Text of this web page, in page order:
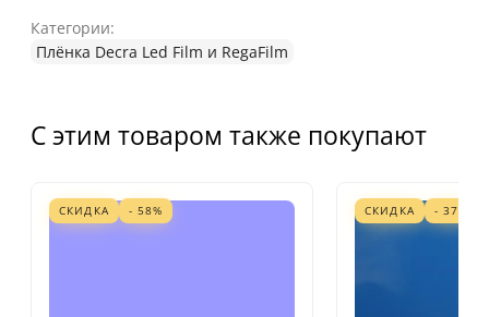
Категории:
Плёнка Decra Led Film и RegaFilm
С этим товаром также покупают
СКИДКА - 58% СКИДКА - 37%